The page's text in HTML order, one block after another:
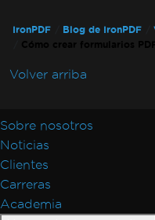
IronPDF Blog de IronPDF
Cómo crear formularios
Volver arriba
Sobre nosotros
Noticias
Clientes
Carreras
Academia